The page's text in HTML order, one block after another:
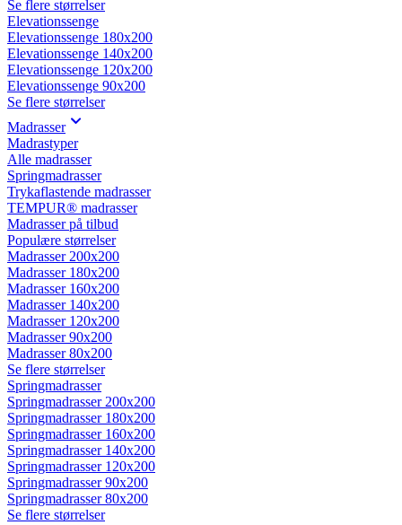
Se flere størrelser
Elevationssenge
Elevationssenge 180x200
Elevationssenge 140x200
Elevationssenge 120x200
Elevationssenge 90x200
Se flere størrelser
Madrasser
Madrastyper
Alle madrasser
Springmadrasser
Trykaflastende madrasser
TEMPUR® madrasser
Madrasser på tilbud
Populære størrelser
Madrasser 200x200
Madrasser 180x200
Madrasser 160x200
Madrasser 140x200
Madrasser 120x200
Madrasser 90x200
Madrasser 80x200
Se flere størrelser
Springmadrasser
Springmadrasser 200x200
Springmadrasser 180x200
Springmadrasser 160x200
Springmadrasser 140x200
Springmadrasser 120x200
Springmadrasser 90x200
Springmadrasser 80x200
Se flere størrelser